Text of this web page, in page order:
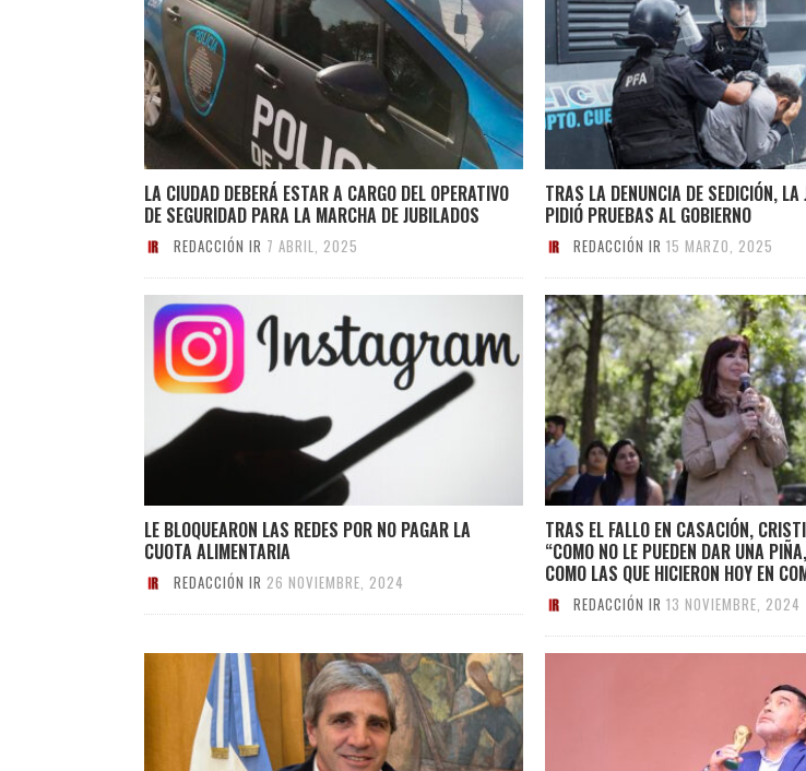
LA CIUDAD DEBERÁ ESTAR A CARGO DEL OPERATIVO
DE SEGURIDAD PARA LA MARCHA DE JUBILADOS
REDACCIÓN IR 7 ABRIL, 2025
TRAS LA DENUNCIA DE SEDICIÓN,
PIDIÓ PRUEBAS AL GOBIERNO
REDACCIÓN IR 15 MARZO, 2025
LE BLOQUEARON LAS REDES POR NO PAGAR LA
CUOTA ALIMENTARIA
REDACCIÓN IR 26 NOVIEMBRE, 2024
TRAS EL FALLO EN CASACIÓN,
“COMO NO LE PUEDEN DAR UNA
COMO LAS QUE HICIERON HOY EN
REDACCIÓN IR 13 NOVIEMBRE, 2024